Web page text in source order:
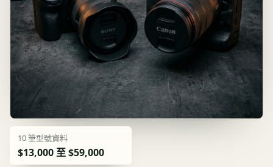
10筆型號資料
$13,000 至 $59,000